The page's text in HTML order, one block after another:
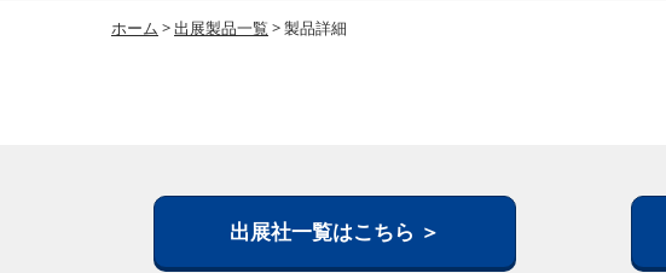
ホーム >出展製品一覧 > 製品詳細
出展社一覧はこちら ＞